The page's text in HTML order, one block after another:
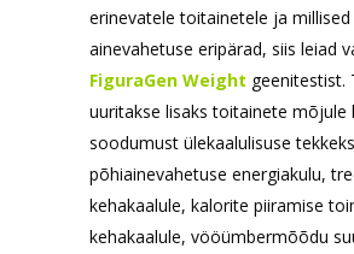
erinevatele toitainetele ja millised
ainevahetuse eripärad, siis leiad
FiguraGen Weight geenitestist.
uuritakse lisaks toitainete mõjule
soodumust ülekaalulisuse
põhiainevahetuse energiakulu,
kehakaalule, kalorite piiramise
kehakaalule, vööümbermõõdu